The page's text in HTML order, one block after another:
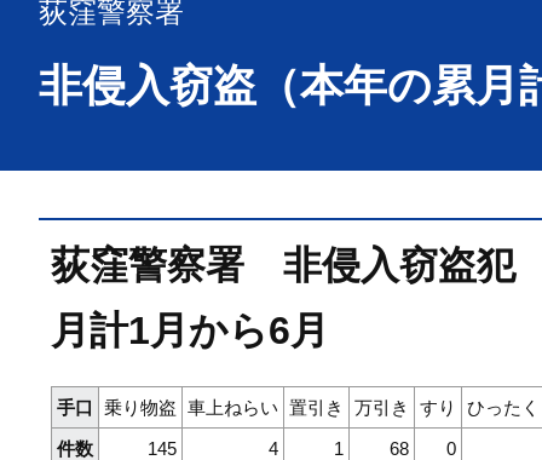
荻窪警察署
非侵入窃盗（本年の累月
荻窪警察署 非侵入窃盗犯
月計1月から6月
手口 乗り物盗 車上ねらい 置引き 万引き すり
ひった
件数
145 4 1 68 0